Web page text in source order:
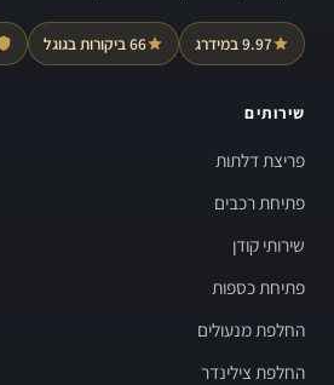
9.97 במידרג 66 ביקורות בגוגל
שירותים
פריצת דלתות
פתיחת רכבים
שירותי קודן
פתיחת כספות
החלפת מנעולים
החלפת צילינדר